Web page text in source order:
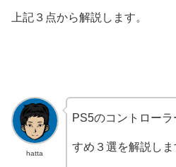
上記３点から解説します。
hatta
PS5のコントロー
すめ３選を解説しま